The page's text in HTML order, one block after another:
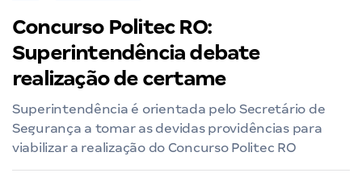
Concurso Politec RO:
Superintendência debate
realização de certame
Superintendência é orientada pelo Secretário de
Segurança a tomar as devidas providências para
viabilizar a realização do Concurso Politec RO